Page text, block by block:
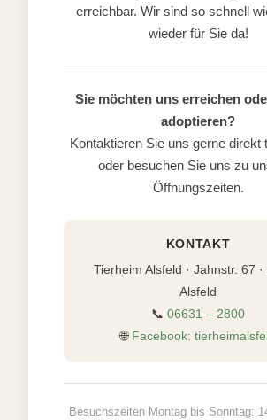
erreichbar. Wir sind so schnell
wieder für Sie da!
Sie möchten uns erreichen
adoptieren?
Kontaktieren Sie uns gerne direkt
oder besuchen Sie uns zu
Öffnungszeiten.
KONTAKT
Tierheim Alsfeld · Jahnstr. 67
Alsfeld
📞 06631 – 2800
🌐 Facebook:
Besuchszeiten Montag bis Sonntag: